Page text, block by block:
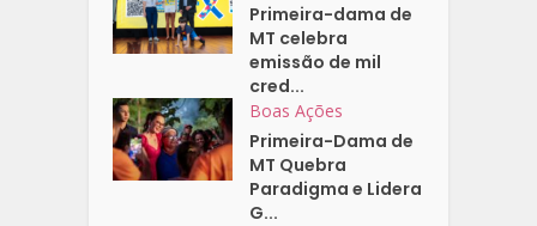
Primeira-dama de
MT celebra
emissão de mil
cred...
Boas Ações
Primeira-Dama de
MT Quebra
Paradigma e Lidera
G...